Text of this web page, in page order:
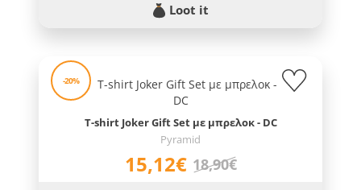
Loot it
-20%
T-shirt Joker Gift Set με μπρελοκ - DC
Pyramid
15,12€ 18,90€